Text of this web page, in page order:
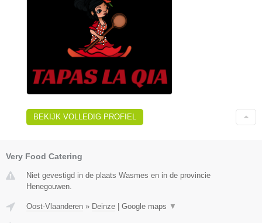
BEKIJK VOLLEDIG PROFIEL
Very Food Catering
Niet gevestigd in de plaats Wasmes en in de provincie
Henegouwen.
Oost-Vlaanderen » Deinze Google maps ▼